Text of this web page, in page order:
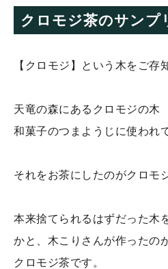
クロモジ茶のサンプ
【クロモジ】という木をご存
天竜の森にあるクロモジの木
和菓子のつまようじに使われ
それをお茶にしたのがクロモ
本来捨てられるはずだった木
かと、木こりさんが作ったの
クロモジ茶です。